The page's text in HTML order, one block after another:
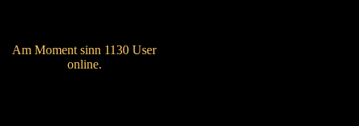
Am Moment sinn 1130 User
online.